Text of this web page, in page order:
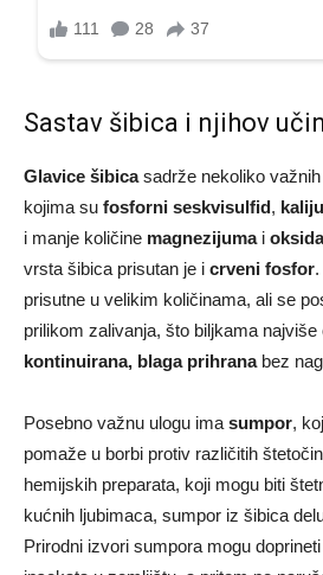
Sastav šibica i njihov
Glavice šibicasadrže nekoliko
kojima su fosforni seskvisulfid,
i manje količine magnezijumai
vrsta šibica prisutan je i crveni fosfor
prisutne u velikim količinama, ali se
prilikom zalivanja, što biljkama najviše
kontinuirana, blaga prihranabez
Posebno važnu ulogu ima sumpor,
pomaže u borbi protiv različitih
hemijskih preparata, koji mogu biti
kućnih ljubimaca, sumpor iz šibica
Prirodni izvori sumpora mogu